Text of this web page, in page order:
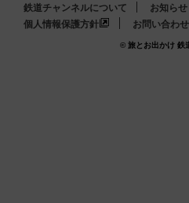
鉄道チャンネルについて お知らせ
個人情報保護方針
お問い合わせ
© 旅とお出かけ 鉄